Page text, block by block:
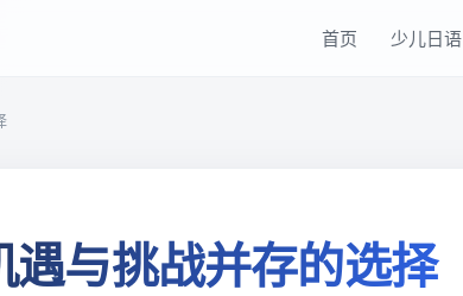
首页 少儿日语
遇与挑战并存的选择